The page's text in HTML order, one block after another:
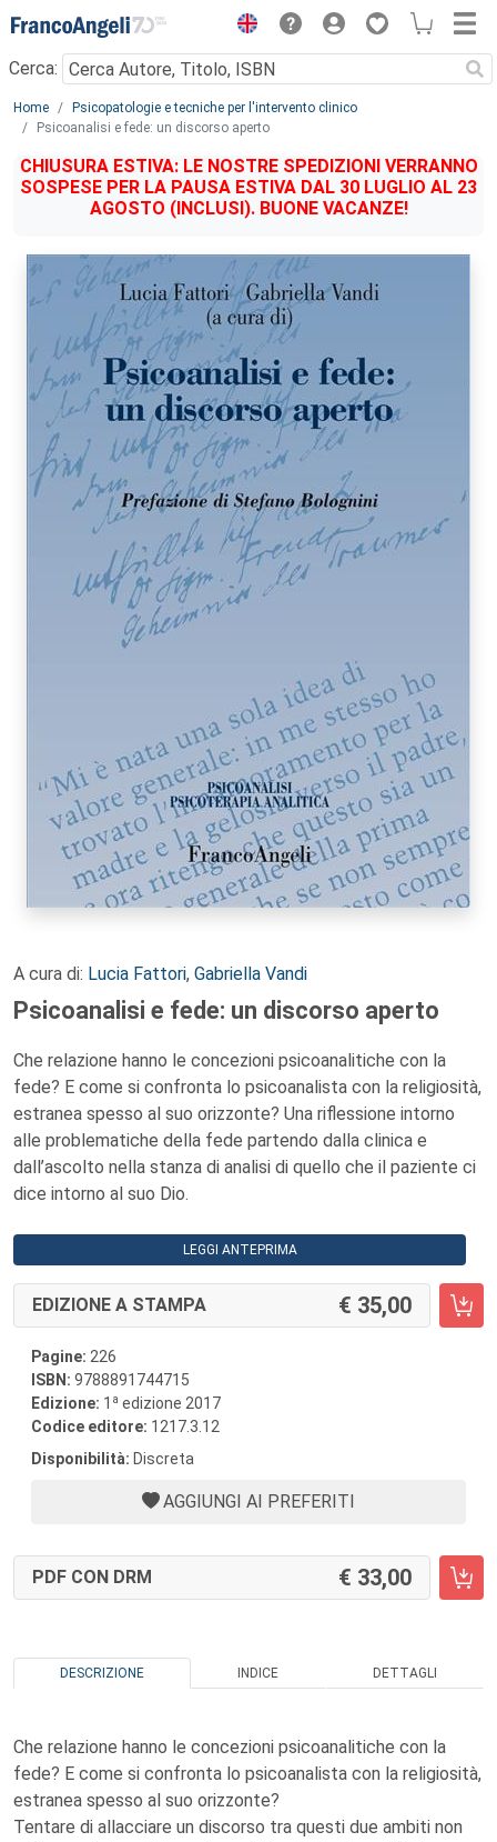
Menu
Cerca:
Main content
Home
Psicopatologie e tecniche per l'intervento clinico
Psicoanalisi e fede: un discorso aperto
CHIUSURA ESTIVA: LE NOSTRE SPEDIZIONI VERRANNO
SOSPESE PER LA PAUSA ESTIVA DAL 30 LUGLIO AL 23
AGOSTO (INCLUSI). BUONE VACANZE!
A cura di: Lucia Fattori, Gabriella Vandi
Psicoanalisi e fede: un discorso aperto
Che relazione hanno le concezioni psicoanalitiche con la
fede? E come si confronta lo psicoanalista con la religiosità,
estranea spesso al suo orizzonte? Una riflessione intorno
alle problematiche della fede partendo dalla clinica e
dall’ascolto nella stanza di analisi di quello che il paziente ci
dice intorno al suo Dio.
LEGGI ANTEPRIMA
EDIZIONE A STAMPA 35,00
Pagine: 226
ISBN: 9788891744715
Edizione: 1 a edizione 2017
Codice editore: 1217.3.12
Disponibilità: Discreta
AGGIUNGI AI PREFERITI
PDF CON DRM 33,00
DESCRIZIONE INDICE DETTAGLI
Che relazione hanno le concezioni psicoanalitiche con la
fede? E come si confronta lo psicoanalista con la religiosità,
estranea spesso al suo orizzonte?
Tentare di allacciare un discorso tra questi due ambiti non